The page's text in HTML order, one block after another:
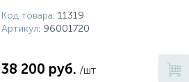
Код товара: 11319
Артикул: 96001720
38 200 руб. /шт